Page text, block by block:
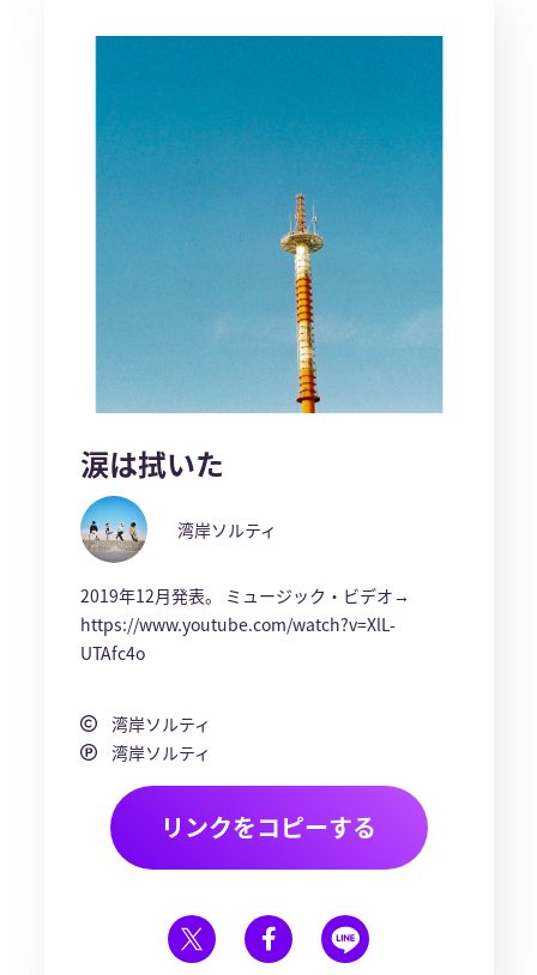
涙は拭いた
湾岸ソルティ
2019年12月発表。 ミュージック・ビデオ→
https://www.youtube.com/watch?v=XlL-
UTAfc4o
湾岸ソルティ
湾岸ソルティ
リンクをコピーする